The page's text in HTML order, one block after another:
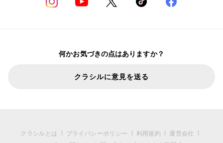
何かお気づきの点はありますか？
クラシルに意見を送る
クラシルとは プライバシーポリシー 利用規約
運営会社